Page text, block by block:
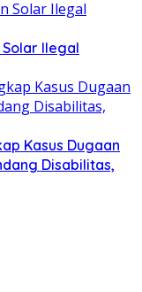
Ilegal
Kasus Dugaan
Disabilitas,